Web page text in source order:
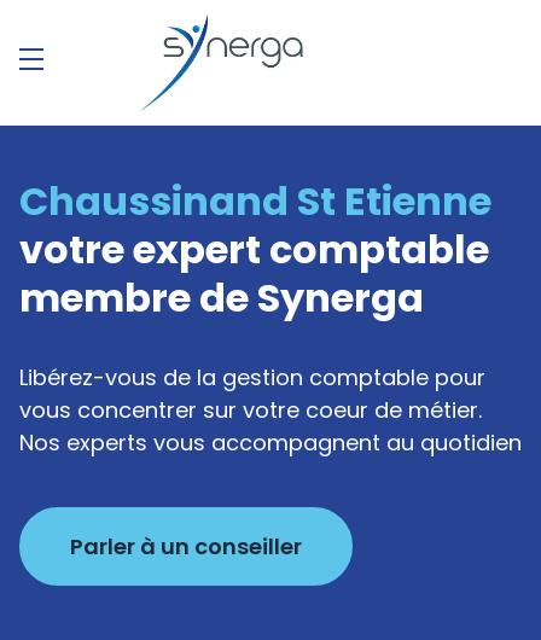
Chaussinand St Etienne
votre expert comptable
membre de Synerga
Libérez-vous de la gestion comptable pour
vous concentrer sur votre coeur de métier.
Nos experts vous accompagnent au quotidien
Parler à un conseiller